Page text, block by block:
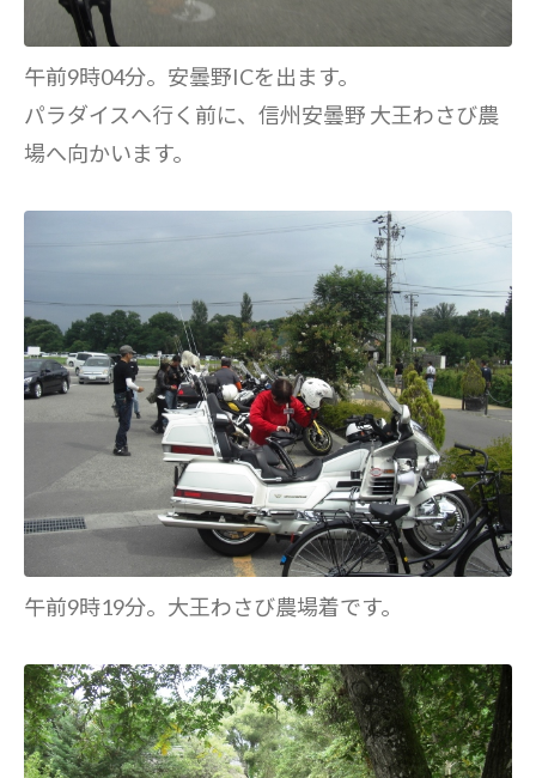
午前9時04分。安曇野ICを出ます。
パラダイスへ行く前に、信州安曇野 大王わさび農
場へ向かいます。
午前9時19分。大王わさび農場着です。